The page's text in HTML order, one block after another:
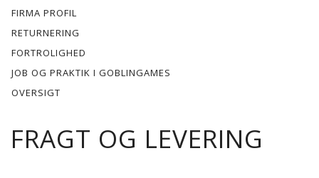
FIRMA PROFIL
RETURNERING
FORTROLIGHED
JOB OG PRAKTIK I GOBLINGAMES
OVERSIGT
FRAGT OG LEVERING